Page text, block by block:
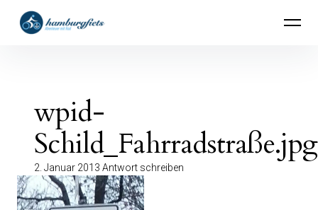
überspringen
hamburgfiets – Abenteuer mit Rad
wpid-
Schild_Fahrradstraße.jpg
2. Januar 2013 Antwort schreiben